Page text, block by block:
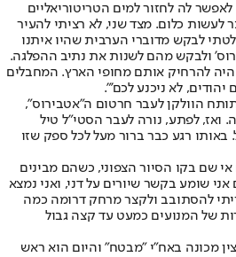
לה לחזור למים הטריטוריאליים
לעשות כלום. מצד שני, לא רציתי להעיר
לבקש מדוברי הערבית שהיו איתנו
ולבקש מהם לשנות את נתיב ההפלגה.
היה להרחיק אותם מחופי הארץ. המחבלים
לא ניכנע לכם'".
הוולקן לעבר חרטום ה"אטבירוס",
ואז, לפתע, נורה לעבר הסטי"ל טיל
באותו רגע כבר ברור מעל לכל ספק שזו
שם בקו הסיור הצפוני, כשהם מבינים
שומע בקשר שיורים על דני, ואני נמצא
להסתובב ולקצר מרחק דרומה כמה
של המנועים כמעט עד קצה גבול
מכונה באח"י "מבטח" והיום הוא ראש